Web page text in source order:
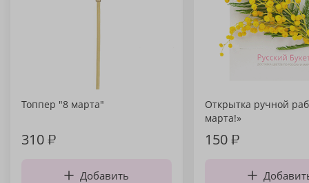
Топпер "8 марта"
310₽
Добавить
Открытка ручной
марта!»
150₽